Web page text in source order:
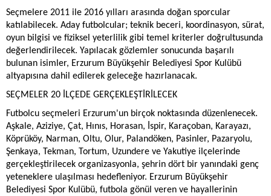
Seçmelere 2011 ile 2016 yılları arasında doğan sporcular
katılabilecek. Aday futbolcular; teknik beceri, koordinasyon, sürat,
oyun bilgisi ve fiziksel yeterlilik gibi temel kriterler doğrultusunda
değerlendirilecek. Yapılacak gözlemler sonucunda başarılı
bulunan isimler, Erzurum Büyükşehir Belediyesi Spor Kulübü
altyapısına dahil edilerek geleceğe hazırlanacak.
SEÇMELER 20 İLÇEDE GERÇEKLEŞTİRİLECEK
Futbolcu seçmeleri Erzurum'un birçok noktasında düzenlenecek.
Aşkale, Aziziye, Çat, Hınıs, Horasan, İspir, Karaçoban, Karayazı,
Köprüköy, Narman, Oltu, Olur, Palandöken, Pasinler, Pazaryolu,
Şenkaya, Tekman, Tortum, Uzundere ve Yakutiye ilçelerinde
gerçekleştirilecek organizasyonla, şehrin dört bir yanındaki genç
yeteneklere ulaşılması hedefleniyor. Erzurum Büyükşehir
Belediyesi Spor Kulübü, futbola gönül veren ve hayallerinin